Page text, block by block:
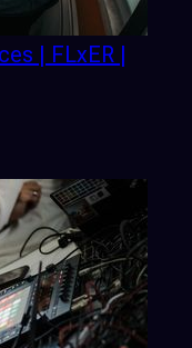
| FLxER |